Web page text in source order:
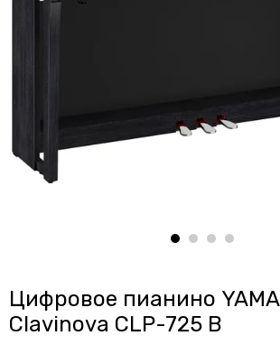
Цифровое пианино
Clavinova CLP-725 B